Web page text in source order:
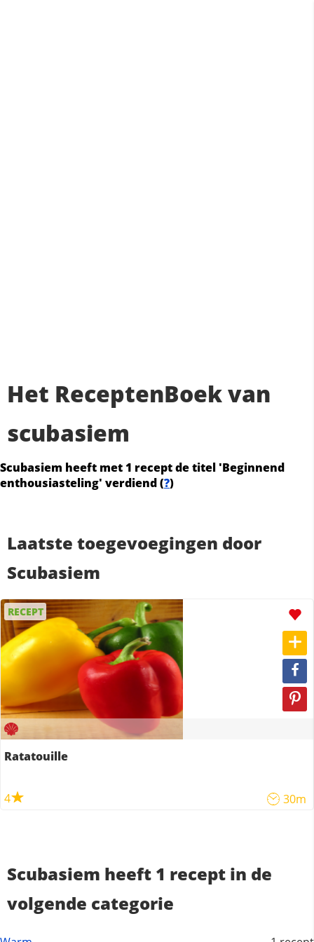
Het ReceptenBoek van
scubasiem
Scubasiem heeft met 1 recept de titel 'Beginnend
enthousiasteling' verdiend (?)
Laatste toegevoegingen door
Scubasiem
RECEPT
Ratatouille
4 30m
Scubasiem heeft 1 recept in de
volgende categorie